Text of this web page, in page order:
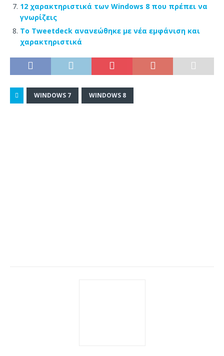
12 χαρακτηριστικά των Windows 8 που πρέπει να
γνωρίζεις
Το Tweetdeck ανανεώθηκε με νέα εμφάνιση και
χαρακτηριστικά
WINDOWS 7 WINDOWS 8